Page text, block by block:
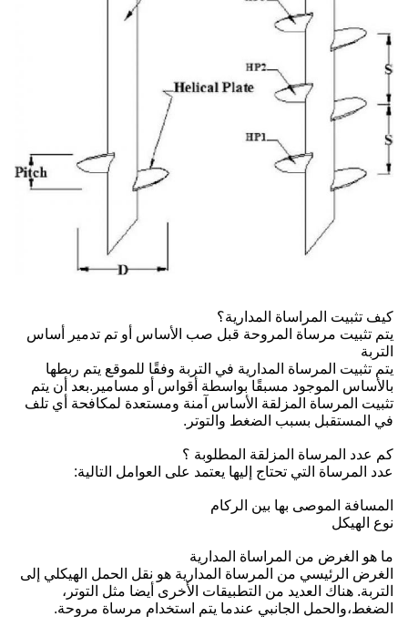
كيف تثبيت المراساة المدارية؟
يتم تثبيت مرساة المروحة قبل صب الأساس أو تم تدمير أساس
التربة
يتم تثبيت المرساة المدارية في التربة وفقًا للموقع يتم ربطها
بالأساس الموجود مسبقًا بواسطة أقواس أو مسامير.بعد أن يتم
تثبيت المرساة المزلقة الأساس آمنة ومستعدة لمكافحة أي تلف
في المستقبل بسبب الضغط والتوتر.
كم عدد المرساة المزلقة المطلوبة ؟
عدد المرساة التي تحتاج إليها يعتمد على العوامل التالية:
المسافة الموصى بها بين الركام
نوع الهيكل
ما هو الغرض من المراساة المدارية
الغرض الرئيسي من المرساة المدارية هو نقل الحمل الهيكلي إلى
التربة. هناك العديد من التطبيقات الأخرى أيضا مثل التوتر،
الضغط،والحمل الجانبي عندما يتم استخدام مرساة مروحة.